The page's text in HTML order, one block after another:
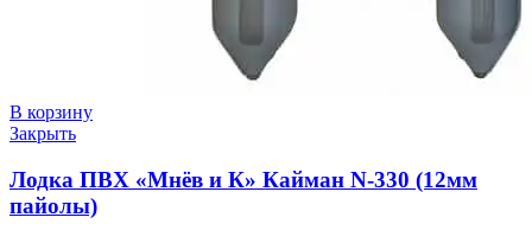
В корзину
Закрыть
Лодка ПВХ «Мнёв и К» Кайман N-330 (12мм
пайолы)